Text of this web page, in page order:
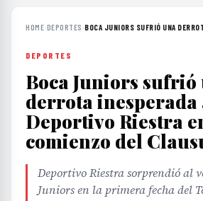
HOME›DEPORTES ›BOCA JUNIORS SUFRIÓ UNA
DEPORTES
Boca Juniors sufrió
derrota inesperada
Deportivo Riestra
comienzo del
Deportivo Riestra sorprendió al
Juniors en la primera fecha del